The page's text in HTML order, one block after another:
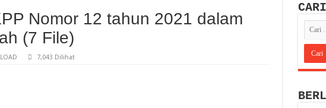
Nomor 12 tahun 2021 dalam
(7 File)
7,043 Dilihat
CARI